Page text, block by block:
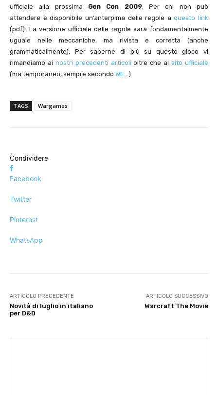
ufficiale alla prossima Gen Con 2009. Per chi non può
attendere è disponibile un’anterpima delle regole aquesto link
(pdf). La versione ufficiale delle regole sarà fondamentalmente
uguale nelle meccaniche, ma rivista e corretta (anche
grammaticalmente). Per saperne di più su questo gioco vi
rimandiamo ai nostri precedenti articoli oltre che alsito ufficiale
(ma temporaneo, sempre secondo WE…)
TAGS Wargames
Condividere
Facebook
Twitter
Pinterest
WhatsApp
ARTICOLO PRECEDENTE
Novità di luglio in italiano
per D&D
ARTICOLO SUCCESSIVO
Warcraft The Movie